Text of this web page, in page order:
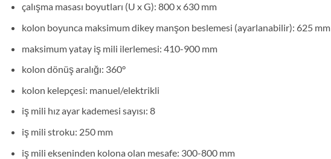
çalışma masası boyutları (U x G): 800 x 630 mm
kolon boyunca maksimum dikey manşon beslemesi (ayarlanabilir): 625 mm
maksimum yatay iş mili ilerlemesi: 410-900 mm
kolon dönüş aralığı: 360°
kolon kelepçesi: manuel/elektrikli
iş mili hız ayar kademesi sayısı: 8
iş mili stroku: 250 mm
iş mili ekseninden kolona olan mesafe: 300-800 mm